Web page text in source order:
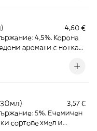
4,60 €
4,5%. Корона
аромати с нотка
3,57 €
5%. Ечемичен
сортове хмел и